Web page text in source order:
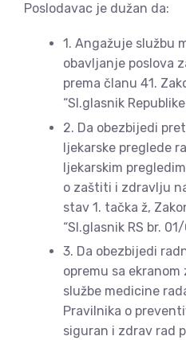
Poslodavac je dužan da:
1. Angažuje službu
obavljanje poslova
prema članu 41.
“Sl.glasnik
2. Da obezbijedi
ljekarske preglede
ljekarskim
o zaštiti i zdravlju
stav 1. tačka ž,
“Sl.glasnik RS br.
3. Da obezbijedi
opremu sa
službe medicine
Pravilnika o
siguran i zdrav rad